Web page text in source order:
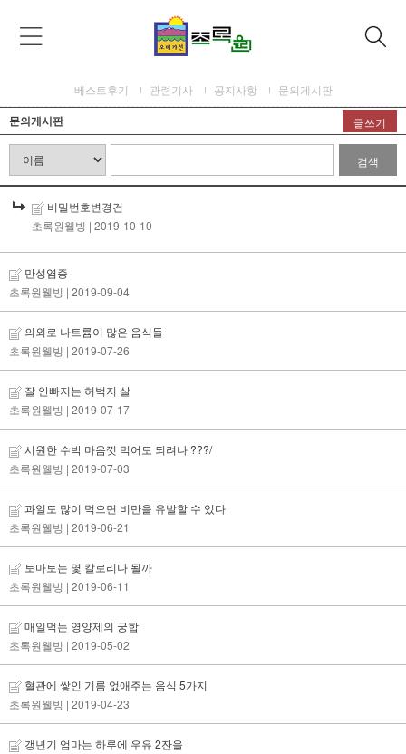
베스트후기 관련기사 공지사항 문의게시판
문의게시판 글쓰기
검색
비밀번호변경건
초록원웰빙 | 2019-10-10
만성염증
초록원웰빙 | 2019-09-04
의외로 나트륨이 많은 음식들
초록원웰빙 | 2019-07-26
잘 안빠지는 허벅지 살
초록원웰빙 | 2019-07-17
시원한 수박 마음껏 먹어도 되려나 ???/
초록원웰빙 | 2019-07-03
과일도 많이 먹으면 비만을 유발할 수 있다
초록원웰빙 | 2019-06-21
토마토는 몇 칼로리나 될까
초록원웰빙 | 2019-06-11
매일먹는 영양제의 궁합
초록원웰빙 | 2019-05-02
혈관에 쌓인 기름 없애주는 음식 5가지
초록원웰빙 | 2019-04-23
갱년기 엄마는 하루에 우유 2잔을